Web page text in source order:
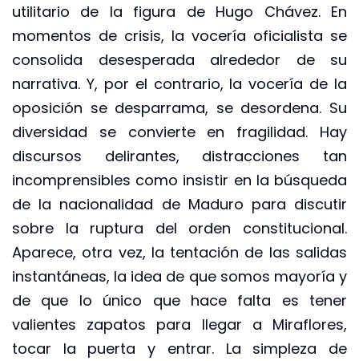
utilitario de la figura de Hugo Chávez. En
momentos de crisis, la vocería oficialista se
consolida desesperada alrededor de su
narrativa. Y, por el contrario, la vocería de la
oposición se desparrama, se desordena. Su
diversidad se convierte en fragilidad. Hay
discursos delirantes, distracciones tan
incomprensibles como insistir en la búsqueda
de la nacionalidad de Maduro para discutir
sobre la ruptura del orden constitucional.
Aparece, otra vez, la tentación de las salidas
instantáneas, la idea de que somos mayoría y
de que lo único que hace falta es tener
valientes zapatos para llegar a Miraflores,
tocar la puerta y entrar. La simpleza de